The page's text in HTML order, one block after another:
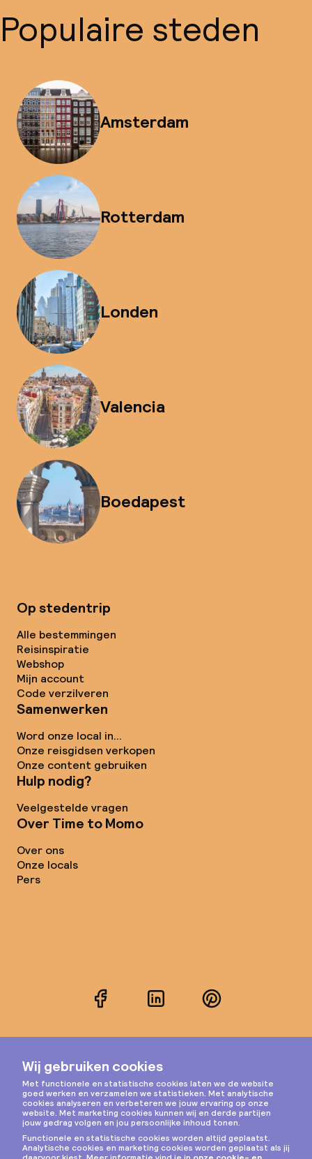
Populaire steden
Amsterdam
Rotterdam
Londen
Valencia
Boedapest
Op stedentrip
Alle bestemmingen
Reisinspiratie
Webshop
Mijn account
Code verzilveren
Samenwerken
Word onze local in...
Onze reisgidsen verkopen
Onze content gebruiken
Hulp nodig?
Veelgestelde vragen
Over Time to Momo
Over ons
Onze locals
Pers
FacebookLinkedInPinterest
Instagram